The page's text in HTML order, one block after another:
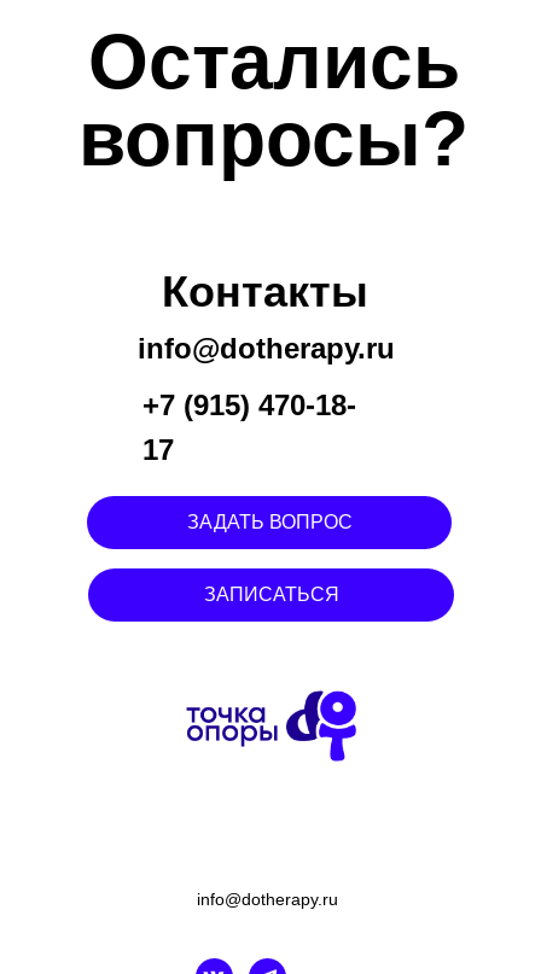
Остались
вопросы?
Контакты
ЗАДАТЬ ВОПРОС
ЗАПИСАТЬСЯ
info@dotherapy.ru
+7 (915) 470-18-
17
info@dotherapy.ru